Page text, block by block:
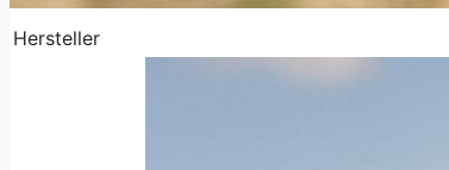
Hersteller